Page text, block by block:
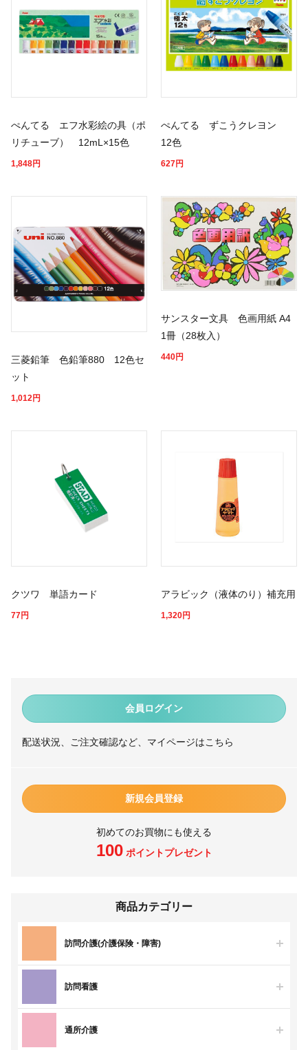
会員ログイン
配送状況、ご注文確認など、マイページはこちら
新規会員登録
初めてのお買物にも使える
100ポイントプレゼント
商品カテゴリー
訪問介護(介護保険・障害)
訪問看護
通所介護
ぺんてる エフ水彩絵の具（ポ
リチューブ） 12mL×15色
1,848円
ぺんてる ずこうクレヨン
12色
627円
三菱鉛筆 色鉛筆880 12色セ
ット
1,012円
サンスター文具 色画用紙 A4
1冊（28枚入）
440円
クツワ 単語カード
77円
アラビック（液体のり）補充用
1,320円